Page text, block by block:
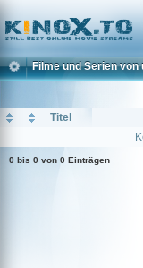
Home
Filme und Serien
Titel
0 bis 0 von 0 Einträgen